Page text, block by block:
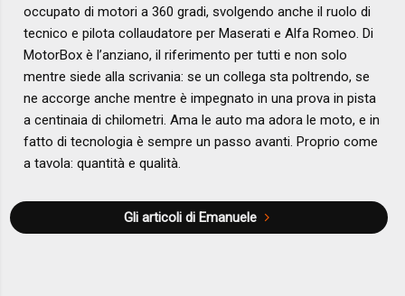
occupato di motori a 360 gradi, svolgendo anche il ruolo di
tecnico e pilota collaudatore per Maserati e Alfa Romeo. Di
MotorBox è l’anziano, il riferimento per tutti e non solo
mentre siede alla scrivania: se un collega sta poltrendo, se
ne accorge anche mentre è impegnato in una prova in pista
a centinaia di chilometri. Ama le auto ma adora le moto, e in
fatto di tecnologia è sempre un passo avanti. Proprio come
a tavola: quantità e qualità.
Gli articoli di Emanuele